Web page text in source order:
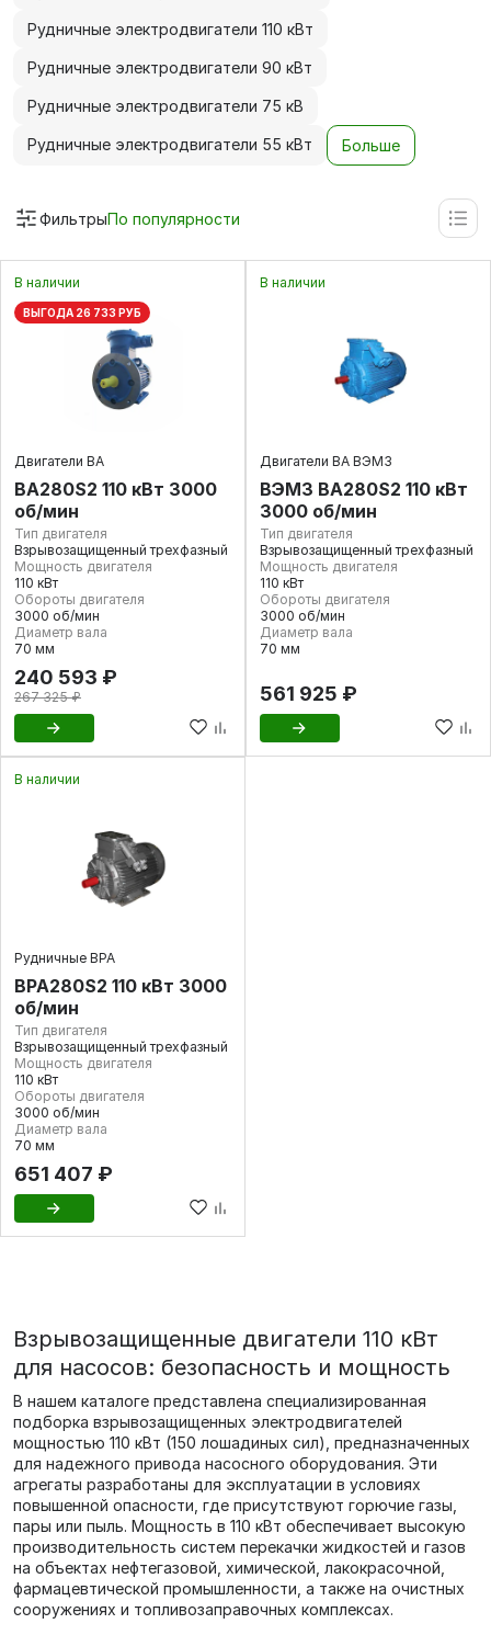
Рудничные электродвигатели 110 кВт
Рудничные электродвигатели 90 кВт
Рудничные электродвигатели 75 кВ
Рудничные электродвигатели 55 кВт Больше
ФильтрыПо популярности
В наличии
ВЫГОДА 26 733 РУБ
Двигатели ВА
ВА280S2 110 кВт 3000
об/мин
Тип двигателя
Взрывозащищенный трехфазный
Мощность двигателя
110 кВт
Обороты двигателя
3000 об/мин
Диаметр вала
70 мм
240 593 ₽
267 325 ₽
В наличии
Двигатели ВА ВЭМЗ
ВЭМЗ ВА280S2 110 кВт
3000 об/мин
Тип двигателя
Взрывозащищенный трехфазный
Мощность двигателя
110 кВт
Обороты двигателя
3000 об/мин
Диаметр вала
70 мм
561 925 ₽
В наличии
Рудничные ВРА
ВРА280S2 110 кВт 3000
об/мин
Тип двигателя
Взрывозащищенный трехфазный
Мощность двигателя
110 кВт
Обороты двигателя
3000 об/мин
Диаметр вала
70 мм
651 407 ₽
Взрывозащищенные двигатели 110 кВт
для насосов: безопасность и мощность
В нашем каталоге представлена специализированная
подборка взрывозащищенных электродвигателей
мощностью 110 кВт (150 лошадиных сил), предназначенных
для надежного привода насосного оборудования. Эти
агрегаты разработаны для эксплуатации в условиях
повышенной опасности, где присутствуют горючие газы,
пары или пыль. Мощность в 110 кВт обеспечивает высокую
производительность систем перекачки жидкостей и газов
на объектах нефтегазовой, химической, лакокрасочной,
фармацевтической промышленности, а также на очистных
сооружениях и топливозаправочных комплексах.